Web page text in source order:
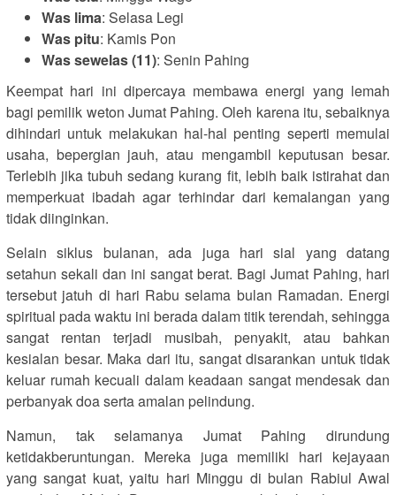
Was lima: Selasa Legi
Was pitu: Kamis Pon
Was sewelas (11): Senin Pahing
Keempat hari ini dipercaya membawa energi yang lemah
bagi pemilik weton Jumat Pahing. Oleh karena itu, sebaiknya
dihindari untuk melakukan hal-hal penting seperti memulai
usaha, bepergian jauh, atau mengambil keputusan besar.
Terlebih jika tubuh sedang kurang fit, lebih baik istirahat dan
memperkuat ibadah agar terhindar dari kemalangan yang
tidak diinginkan.
Selain siklus bulanan, ada juga hari sial yang datang
setahun sekali dan ini sangat berat. Bagi Jumat Pahing, hari
tersebut jatuh di hari Rabu selama bulan Ramadan. Energi
spiritual pada waktu ini berada dalam titik terendah, sehingga
sangat rentan terjadi musibah, penyakit, atau bahkan
kesialan besar. Maka dari itu, sangat disarankan untuk tidak
keluar rumah kecuali dalam keadaan sangat mendesak dan
perbanyak doa serta amalan pelindung.
Namun, tak selamanya Jumat Pahing dirundung
ketidakberuntungan. Mereka juga memiliki hari kejayaan
yang sangat kuat, yaitu hari Minggu di bulan Rabiul Awal